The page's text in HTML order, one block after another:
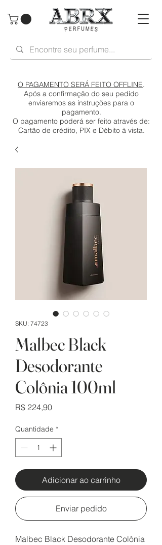
O PAGAMENTO SERÁ FEITO OFFLINE.
Após a confirmação do seu pedido
enviaremos as instruções para o
pagamento.
O pagamento poderá ser feito através de:
Cartão de crédito, PIX e Débito à vista.
SKU: 74723
Malbec Black
Desodorante
Colônia 100ml
R$ 224,90Preço
Quantidade *
Adicionar ao carrinho
Enviar pedido
Malbec Black Desodorante Colônia